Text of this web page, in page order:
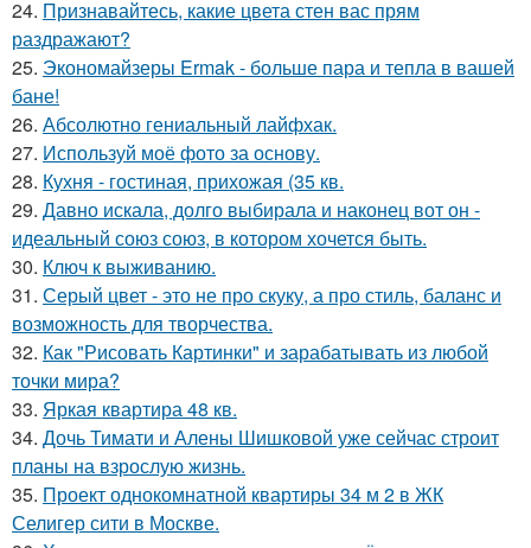
24. Признавайтесь, какие цвета стен вас прям
раздражают?
25. Экономайзеры Ermak - больше пара и тепла в вашей
бане!
26. Абсолютно гениальный лайфхак.
27. Используй моё фото за основу.
28. Кухня - гостиная, прихожая (35 кв.
29. Давно искала, долго выбирала и наконец вот он -
идеальный союз союз, в котором хочется быть.
30. Ключ к выживанию.
31. Серый цвет - это не про скуку, а про стиль, баланс и
возможность для творчества.
32. Как "Рисовать Картинки" и зарабатывать из любой
точки мира?
33. Яркая квартира 48 кв.
34. Дочь Тимати и Алены Шишковой уже сейчас строит
планы на взрослую жизнь.
35. Проект однокомнатной квартиры 34 м 2 в ЖК
Селигер сити в Москве.